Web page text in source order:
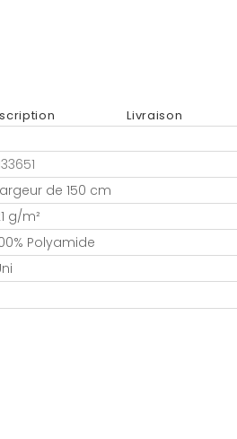
Livraison
de 150 cm
g/m²
Polyamide